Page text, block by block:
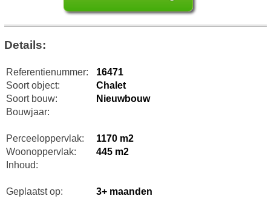
Details:
Referentienummer:
16471
Soort object:
Chalet
Soort bouw:
Nieuwbouw
Bouwjaar:
Perceeloppervlak:
1170 m2
Woonoppervlak:
445 m2
Inhoud:
Geplaatst op:
3+ maanden